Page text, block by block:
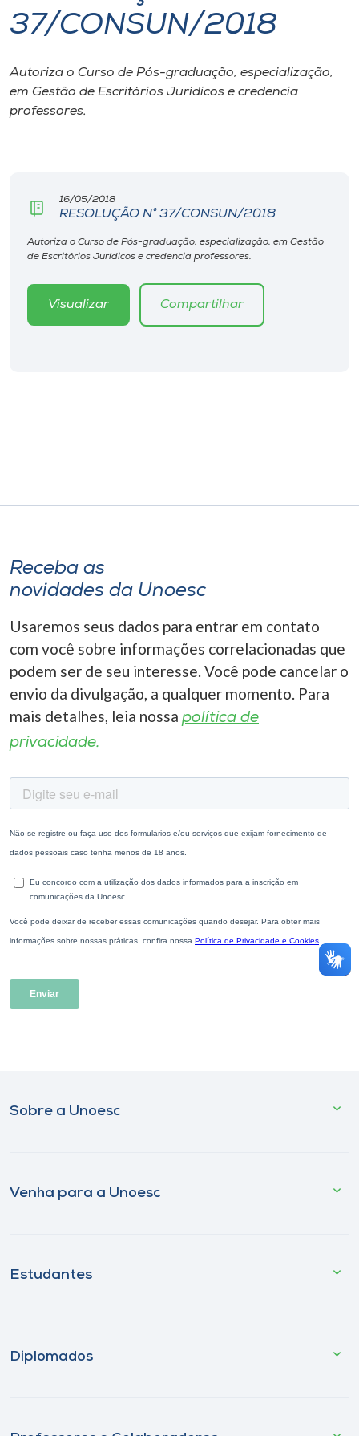
I.nova
Diplomados
Rádio
A+
37/CONSUN/2018
Autoriza o Curso de Pós-graduação, especialização,
em Gestão de Escritórios Jurídicos e credencia
professores.
16/05/2018
RESOLUÇÃO N° 37/CONSUN/2018
Autoriza o Curso de Pós-graduação, especialização, em Gestão
de Escritórios Jurídicos e credencia professores.
Visualizar Compartilhar
Receba as
novidades da Unoesc
Usaremos seus dados para entrar em contato
com você sobre informações correlacionadas que
podem ser de seu interesse. Você pode cancelar o
envio da divulgação, a qualquer momento. Para
mais detalhes, leia nossa política de
privacidade.
Sobre a Unoesc
Venha para a Unoesc
Estudantes
Diplomados